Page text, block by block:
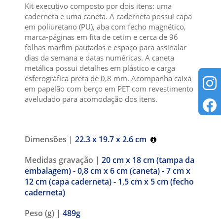
Kit executivo composto por dois itens: uma
caderneta e uma caneta. A caderneta possui capa
em poliuretano (PU), aba com fecho magnético,
marca-páginas em fita de cetim e cerca de 96
folhas marfim pautadas e espaço para assinalar
dias da semana e datas numéricas. A caneta
metálica possui detalhes em plástico e carga
esferográfica preta de 0,8 mm. Acompanha caixa
em papelão com berço em PET com revestimento
aveludado para acomodação dos itens.
Dimensões | 22.3 x 19.7 x 2.6 cm
Medidas gravação | 20 cm x 18 cm (tampa da
embalagem) - 0,8 cm x 6 cm (caneta) - 7 cm x
12 cm (capa caderneta) - 1,5 cm x 5 cm (fecho
caderneta)
Peso (g) | 489g